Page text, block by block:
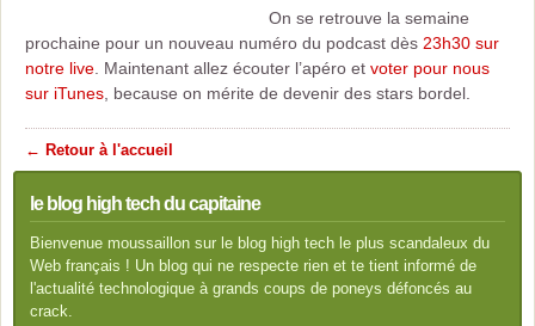
On se retrouve la semaine
prochaine pour un nouveau numéro du podcast dès 23h30 sur
notre live . Maintenant allez écouter l’apéro et voter pour nous
sur iTunes , because on mérite de devenir des stars bordel.
← Retour à l'accueil
le blog high tech du capitaine
Bienvenue moussaillon sur le blog high tech le plus scandaleux du
Web français ! Un blog qui ne respecte rien et te tient informé de
l'actualité technologique à grands coups de poneys défoncés au
crack.